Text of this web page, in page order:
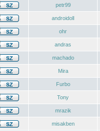
petr99
androidoll
ohr
andras
machado
Mira
Furbo
Tony
mrazik
misakben